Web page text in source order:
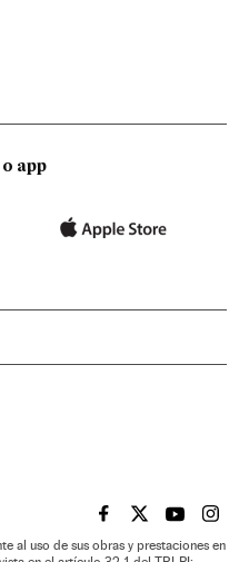
app
EL PAÍS BRASIL EN
EL PAÍSEL PAÍS
EL
al uso de sus obras y prestaciones en